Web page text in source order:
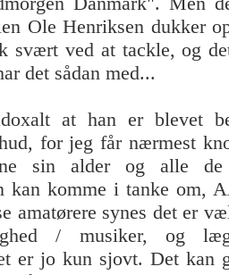
Ole Henriksen dukker
svært ved at tackle, og
det sådan med...
at han er blevet
for jeg får nærmest
sin alder og alle de
kan komme i tanke om,
amatørere synes det er
/ musiker, og
er jo kun sjovt. Det kan